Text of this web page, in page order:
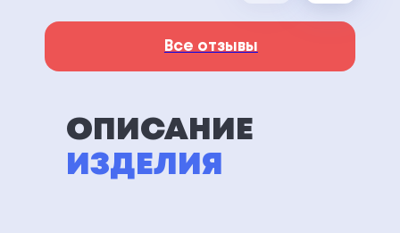
Все отзывы
ОПИСАНИЕ
ИЗДЕЛИЯ